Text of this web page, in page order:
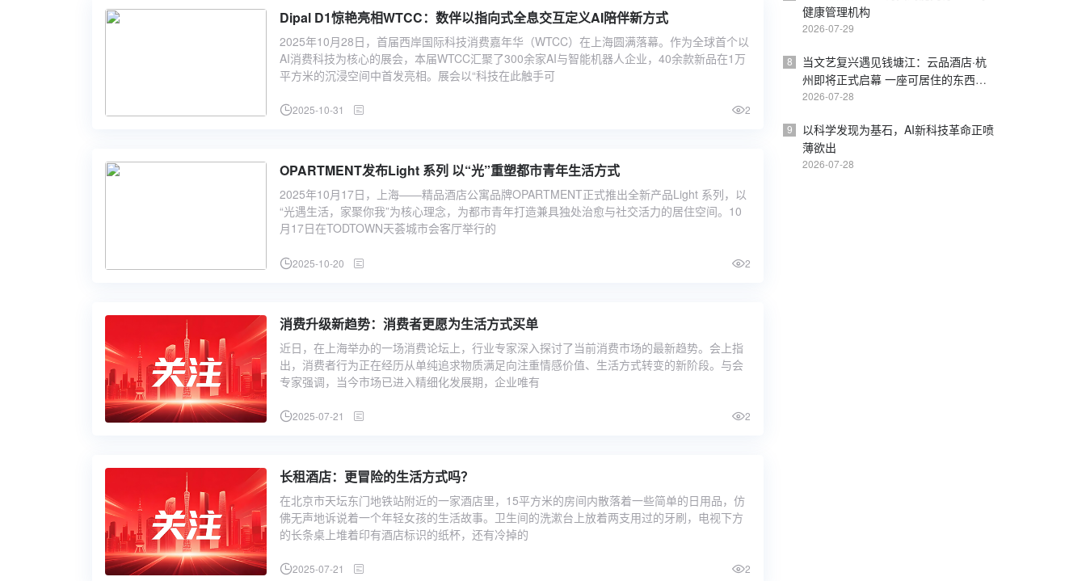
Dipal D1惊艳亮相WTCC：数伴以指向式全息交互定义AI陪伴新方式
2025年10月28日，首届西岸国际科技消费嘉年华（WTCC）在上海圆满落幕。作为全球首个以
AI消费科技为核心的展会，本届WTCC汇聚了300余家AI与智能机器人企业，40余款新品在1万
平方米的沉浸空间中首发亮相。展会以“科技在此触手可
2025-10-31 2
OPARTMENT发布Light 系列 以“光”重塑都市青年生活方式
2025年10月17日，上海——精品酒店公寓品牌OPARTMENT正式推出全新产品Light 系列，以
“光遇生活，家聚你我”为核心理念，为都市青年打造兼具独处治愈与社交活力的居住空间。10
月17日在TODTOWN天荟城市会客厅举行的
2025-10-20 2
消费升级新趋势：消费者更愿为生活方式买单
近日，在上海举办的一场消费论坛上，行业专家深入探讨了当前消费市场的最新趋势。会上指
出，消费者行为正在经历从单纯追求物质满足向注重情感价值、生活方式转变的新阶段。与会
专家强调，当今市场已进入精细化发展期，企业唯有
2025-07-21 2
长租酒店：更冒险的生活方式吗？
在北京市天坛东门地铁站附近的一家酒店里，15平方米的房间内散落着一些简单的日用品，仿
佛无声地诉说着一个年轻女孩的生活故事。卫生间的洗漱台上放着两支用过的牙刷，电视下方
的长条桌上堆着印有酒店标识的纸杯，还有冷掉的
2025-07-21 2
健康管理机构
2026-07-29
当文艺复兴遇见钱塘江：云品酒店·杭
州即将正式启幕 一座可居住的东西方
美学桥梁
2026-07-28
8
以科学发现为基石，AI新科技革命正喷
薄欲出
2026-07-28
9